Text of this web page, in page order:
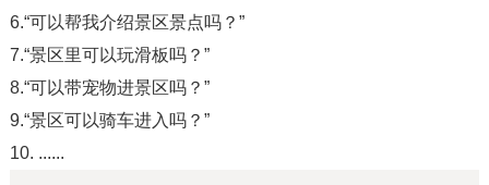
6.“可以帮我介绍景区景点吗？”
7.“景区里可以玩滑板吗？”
8.“可以带宠物进景区吗？”
9.“景区可以骑车进入吗？”
10. ......